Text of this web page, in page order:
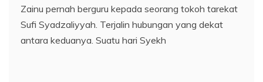
Zainu pernah berguru kepada seorang tokoh tarekat
Sufi Syadzaliyyah. Terjalin hubungan yang dekat
antara keduanya. Suatu hari Syekh